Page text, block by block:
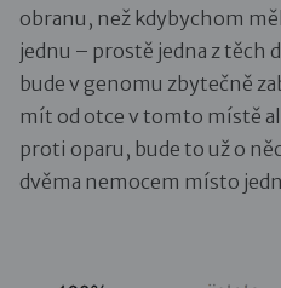
obranu, než kdybychom
jednu – prostě jedna z těch
bude v genomu zbytečně
mít od otce v tomto místě
proti oparu, bude to už o
dvěma nemocem místo